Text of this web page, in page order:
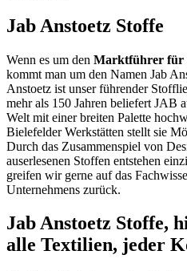
Jab Anstoetz Stoffe
Wenn es um den Marktführer für
kommt man um den Namen Jab
Anstoetz ist unser führender
mehr als 150 Jahren beliefert JAB
Welt mit einer breiten Palette
Bielefelder Werkstätten stellt sie
Durch das Zusammenspiel von
auserlesenen Stoffen entstehen
greifen wir gerne auf das
Unternehmens zurück.
Jab Anstoetz Stoffe,
alle Textilien, jeder